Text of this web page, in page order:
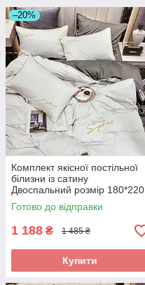
–20%
Комплект якісної постільної
білизни із сатину
Двоспальний розмір 180*220
см
Готово до відправки
1 188 ₴ 1 485 ₴
Купити